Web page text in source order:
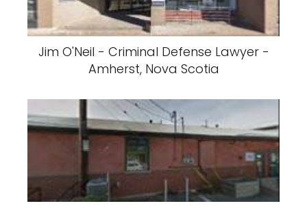
Jim O'Neil - Criminal Defense Lawyer -
Amherst, Nova Scotia